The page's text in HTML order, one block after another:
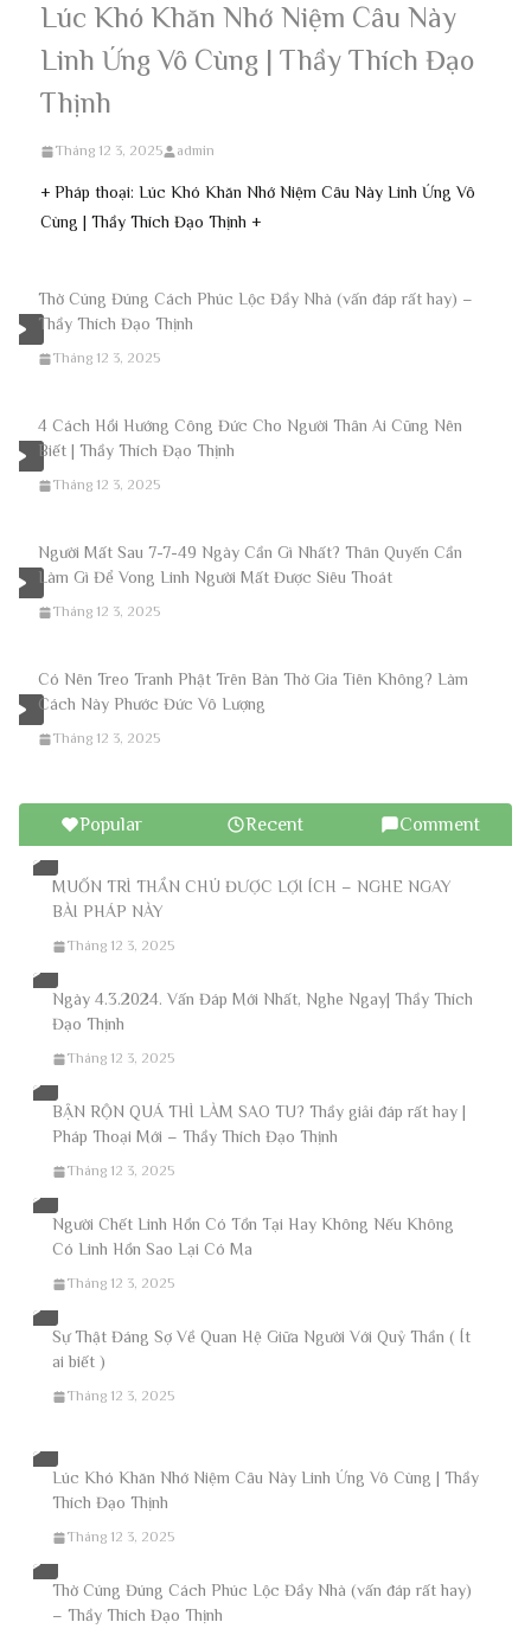
Lúc Khó Khăn Nhớ Niệm Câu Này
Linh Ứng Vô Cùng | Thầy Thích Đạo
Thịnh
Tháng 12 3, 2025 admin
+ Pháp thoại: Lúc Khó Khăn Nhớ Niệm Câu Này Linh Ứng Vô
Cùng | Thầy Thích Đạo Thịnh +
Thờ Cúng Đúng Cách Phúc Lộc Đầy Nhà (vấn đáp rất hay) –
Thầy Thích Đạo Thịnh
Tháng 12 3, 2025
4 Cách Hồi Hướng Công Đức Cho Người Thân Ai Cũng Nên
Biết | Thầy Thích Đạo Thịnh
Tháng 12 3, 2025
Người Mất Sau 7-7-49 Ngày Cần Gì Nhất? Thân Quyến Cần
Làm Gì Để Vong Linh Người Mất Được Siêu Thoát
Tháng 12 3, 2025
Có Nên Treo Tranh Phật Trên Bàn Thờ Gia Tiên Không? Làm
Cách Này Phước Đức Vô Lượng
Tháng 12 3, 2025
Popular Recent Comment
MUỐN TRÌ THẦN CHÚ ĐƯỢC LỢI ÍCH – NGHE NGAY
BÀI PHÁP NÀY
Tháng 12 3, 2025
Ngày 4.3.2024. Vấn Đáp Mới Nhất, Nghe Ngay| Thầy Thích
Đạo Thịnh
Tháng 12 3, 2025
BẬN RỘN QUÁ THÌ LÀM SAO TU? Thầy giải đáp rất hay |
Pháp Thoại Mới – Thầy Thích Đạo Thịnh
Tháng 12 3, 2025
Người Chết Linh Hồn Có Tồn Tại Hay Không Nếu Không
Có Linh Hồn Sao Lại Có Ma
Tháng 12 3, 2025
Sự Thật Đáng Sợ Về Quan Hệ Giữa Người Với Quỷ Thần ( Ít
ai biết )
Tháng 12 3, 2025
Lúc Khó Khăn Nhớ Niệm Câu Này Linh Ứng Vô Cùng | Thầy
Thích Đạo Thịnh
Tháng 12 3, 2025
Thờ Cúng Đúng Cách Phúc Lộc Đầy Nhà (vấn đáp rất hay)
– Thầy Thích Đạo Thịnh